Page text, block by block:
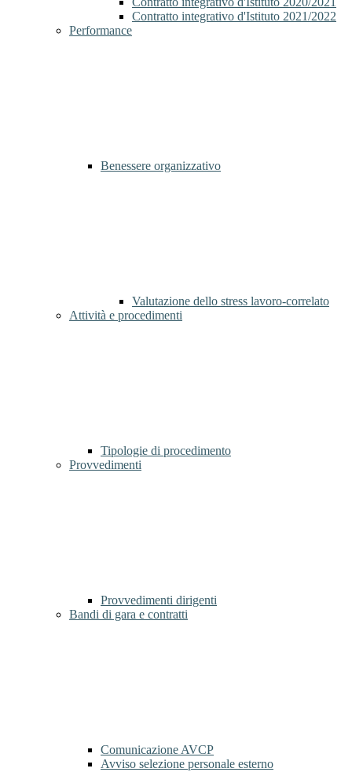
Contratto integrativo d'Istituto 2021/2022
Performance
Benessere organizzativo
Valutazione dello stress lavoro-correlato
Attività e procedimenti
Tipologie di procedimento
Provvedimenti
Provvedimenti dirigenti
Bandi di gara e contratti
Comunicazione AVCP
Avviso selezione personale esterno